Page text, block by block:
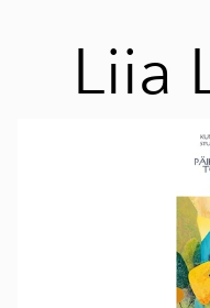
Liia